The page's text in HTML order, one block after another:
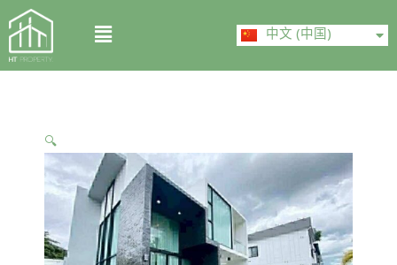
Skip
to
content
Menu 中文 (中国)
English
🔍